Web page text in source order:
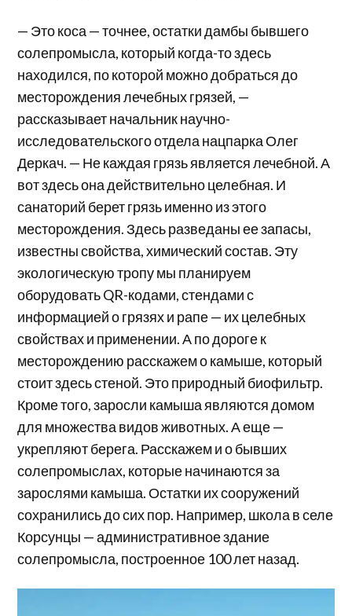
— Это коса — точнее, остатки дамбы бывшего
солепромысла, который когда-то здесь
находился, по которой можно добраться до
месторождения лечебных грязей, —
рассказывает начальник научно-
исследовательского отдела нацпарка Олег
Деркач. — Не каждая грязь является лечебной. А
вот здесь она действительно целебная. И
санаторий берет грязь именно из этого
месторождения. Здесь разведаны ее запасы,
известны свойства, химический состав. Эту
экологическую тропу мы планируем
оборудовать QR-кодами, стендами с
информацией о грязях и рапе — их целебных
свойствах и применении. А по дороге к
месторождению расскажем о камыше, который
стоит здесь стеной. Это природный биофильтр.
Кроме того, заросли камыша являются домом
для множества видов животных. А еще —
укрепляют берега. Расскажем и о бывших
солепромыслах, которые начинаются за
зарослями камыша. Остатки их сооружений
сохранились до сих пор. Например, школа в селе
Корсунцы — административное здание
солепромысла, построенное 100 лет назад.